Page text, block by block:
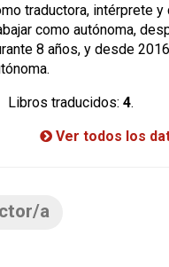
traductora, intérprete y
como autónoma,
8 años, y desde
traducidos: 4.
Ver todos los
a